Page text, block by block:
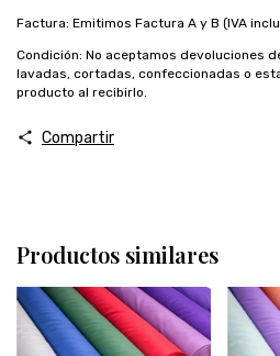
Factura: Emitimos Factura A y B (IVA
Condición: No aceptamos devoluciones
lavadas, cortadas, confeccionadas o
producto al recibirlo.
Compartir
Productos similares